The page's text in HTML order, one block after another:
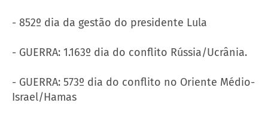
- 852º dia da gestão do presidente Lula
- GUERRA: 1.163º dia do conflito Rússia/Ucrânia.
- GUERRA: 573º dia do conflito no Oriente Médio-
Israel/Hamas